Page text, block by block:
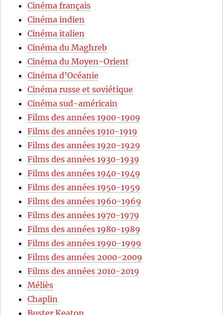
Cinéma français
Cinéma indien
Cinéma italien
Cinéma du Maghreb
Cinéma du Moyen-Orient
Cinéma d’Océanie
Cinéma russe et soviétique
Cinéma sud-américain
Films des années 1900-1909
Films des années 1910-1919
Films des années 1920-1929
Films des années 1930-1939
Films des années 1940-1949
Films des années 1950-1959
Films des années 1960-1969
Films des années 1970-1979
Films des années 1980-1989
Films des années 1990-1999
Films des années 2000-2009
Films des années 2010-2019
Méliès
Chaplin
Buster Keaton